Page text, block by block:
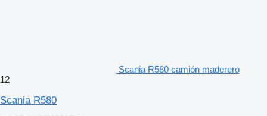
Scania R580 camión maderero
12
Scania R580